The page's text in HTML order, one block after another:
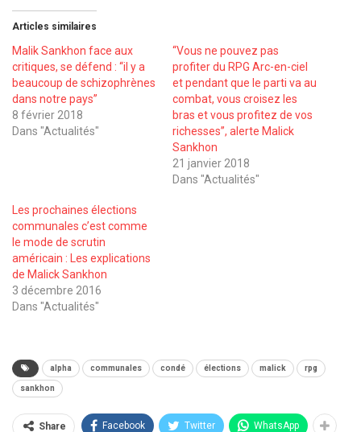
Articles similaires
Malik Sankhon face aux
critiques, se défend : ‘‘il y a
beaucoup de schizophrènes
dans notre pays’’
8 février 2018
Dans "Actualités"
‘‘Vous ne pouvez pas
profiter du RPG Arc-en-ciel
et pendant que le parti va au
combat, vous croisez les
bras et vous profitez de vos
richesses’’, alerte Malick
Sankhon
21 janvier 2018
Dans "Actualités"
Les prochaines élections
communales c’est comme
le mode de scrutin
américain : Les explications
de Malick Sankhon
3 décembre 2016
Dans "Actualités"
alpha communales condé élections malick rpg
sankhon
Share Facebook Twitter WhatsApp